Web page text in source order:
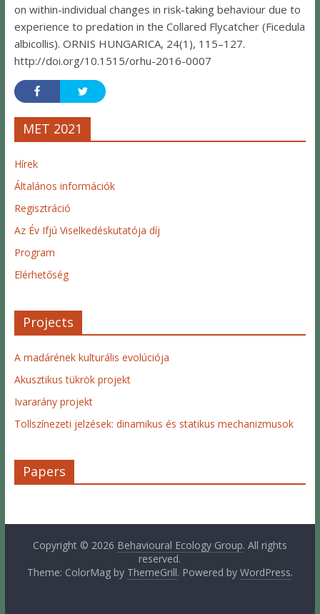
on within-individual changes in risk-taking behaviour due to
experience to predation in the Collared Flycatcher (Ficedula
albicollis). ORNIS HUNGARICA, 24(1), 115–127.
http://doi.org/10.1515/orhu-2016-0007
MET 2021
Hírek
Általános információk
Regisztráció
Az Év Ifjú Viselkedéskutatója díj
Program
Elérhetőség
Projects
A madárének kulturális evolúciója
Akusztikus tükrök projekt
Ivararány projekt
Tollszínezeti jelzések: dinamikus és statikus mechanizmusok
Papers
Copyright © 2026 Behavioural Ecology Group. All rights
reserved.
Theme: ColorMag by ThemeGrill. Powered by WordPress.